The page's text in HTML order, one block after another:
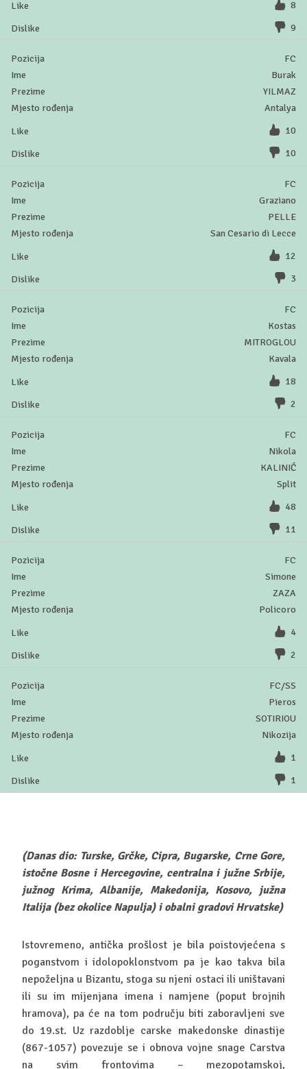
8
9
FC
Burak
YILMAZ
Antalya
10
10
FC
Graziano
PELLE
San Cesario di Lecce
12
3
FC
Kostas
MITROGLOU
Kavala
18
2
FC
Nikola
KALINIĆ
Split
48
11
FC
Simone
ZAZA
Policoro
4
2
FC/SS
Pieros
SOTIRIOU
Nikozija
1
1
(Danas dio: Turske, Grčke, Cipra, Bugarske, Crne Gore,
istočne Bosne i Hercegovine, centralna i južne Srbije,
južnog Krima, Albanije, Makedonija, Kosovo, južna
Italija (bez okolice Napulja) i obalni gradovi Hrvatske)
Istovremeno, antička prošlost je bila poistovjećena s
poganstvom i idolopoklonstvom pa je kao takva bila
nepoželjna u Bizantu, stoga su njeni ostaci ili uništavani
ili su im mijenjana imena i namjene (poput brojnih
hramova), pa će na tom području biti zaboravljeni sve
do 19.st. Uz razdoblje carske makedonske dinastije
(867-1057) povezuje se i obnova vojne snage Carstva
na svim frontovima – mezopotamskoj,